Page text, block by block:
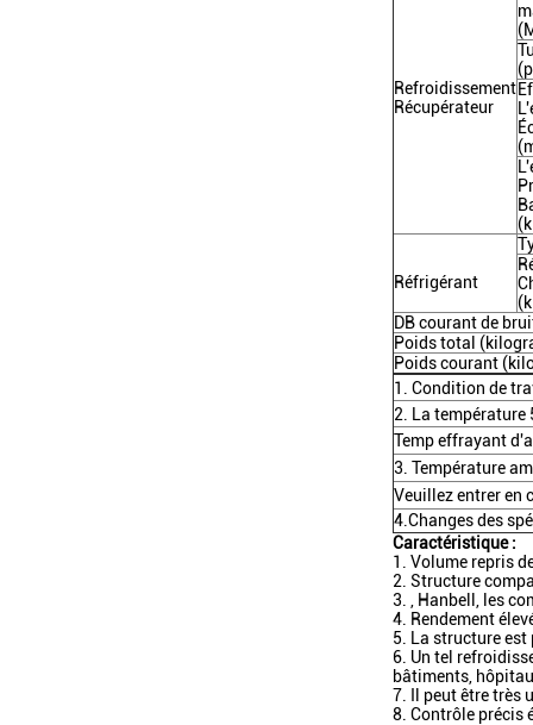
Refroidissement
Récupérateur
Réfrigérant
DB courant de
Poids total
Poids courant
1. Condition de
2. La
Temp effrayant
3. Température
Veuillez entrer en
4.Changes des
Caractéristique :
1. Volume repris
2. Structure
3. , Hanbell, les
4. Rendement
5. La structure
6. Un tel
bâtiments,
7. Il peut être très
8. Contrôle précis